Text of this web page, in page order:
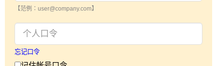
【范例：user@company.com】
忘记口令